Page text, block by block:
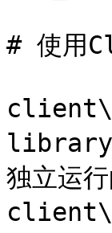
# 使用
library
独立运